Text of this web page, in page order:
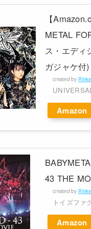
【
METAL
ス・エディ
ガジャケ付)
created by
Amazon
43 THE
created by
トイズファ
Amazon